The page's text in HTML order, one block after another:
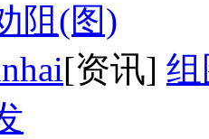
阻(图)
[资讯]